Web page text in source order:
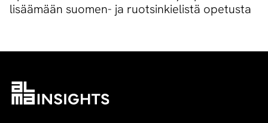
lisäämään suomen- ja ruotsinkielistä opetusta